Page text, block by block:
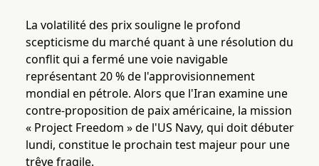
La volatilité des prix souligne le profond
scepticisme du marché quant à une résolution du
conflit qui a fermé une voie navigable
représentant 20 % de l'approvisionnement
mondial en pétrole. Alors que l'Iran examine une
contre-proposition de paix américaine, la mission
« Project Freedom » de l'US Navy, qui doit débuter
lundi, constitue le prochain test majeur pour une
trêve fragile.